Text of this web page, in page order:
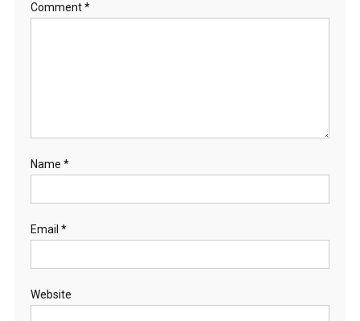
Comment*
Name *
Email *
Website